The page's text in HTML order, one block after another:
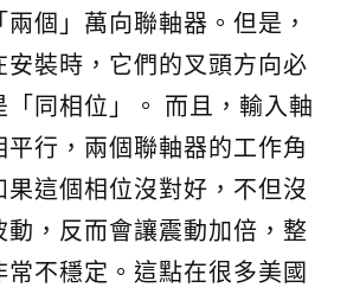
個」萬向聯軸器。但是，
裝時，它們的叉頭方向必
同相位」。 而且，輸入軸
行，兩個聯軸器的工作角
這個相位沒對好，不但沒
，反而會讓震動加倍，整
不穩定。這點在很多美國